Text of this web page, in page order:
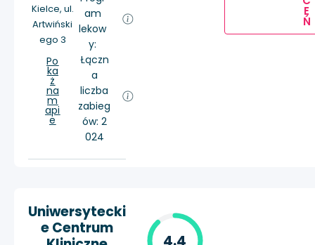
Kielce, ul.
Artwiński
ego 3
Po
ka
ż
na
m
api
e
am
lekow
y:
Łączn
a
liczba
zabieg
ów: 2
024
E
Ń
Uniwersytecki
e Centrum
4.4